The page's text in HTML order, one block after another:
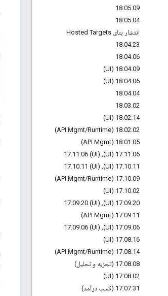
18.05.09
18.05.04
انتشار بتای Hosted Targets
18.04.23
18.04.06
18.04.09 (UI)
18.04.06 (UI)
18.04.04
18.03.02
18.02.14 (UI)
18.02.02 (API Mgmt
/Runtime)
18.01 .05 (API Mgmt)
17.11 .06 (UI)، 17 .11 .06 (UI)
17.10.11 (UI)، 17 .10.11 (UI)
17.10.09 (API Mgmt
/Runtime)
17.10.02 (UI)
17.09.20 (UI)، 17 .09.20 (UI)
17.09.11 (API Mgmt)
17.09.06 (UI)، 17 .09.06 (UI)
17.08.16 (UI)
17.08.14 (API Mgmt
/Runtime)
17.08.08 (تجزیه و تحلیل)
17.08.02 (UI)
17.07.31 (کسب درآمد)